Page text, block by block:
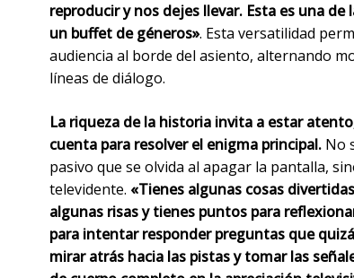
reproducir y nos dejes llevar. Esta es una de
un buffet de géneros». Esta versatilidad
audiencia al borde del asiento, alternando
líneas de diálogo.
La riqueza de la historia invita a estar
cuenta para resolver el enigma principal. No
pasivo que se olvida al apagar la pantalla,
televidente. «Tienes algunas cosas
algunas risas y tienes puntos para
para intentar responder preguntas que
mirar atrás hacia las pistas y tomar las